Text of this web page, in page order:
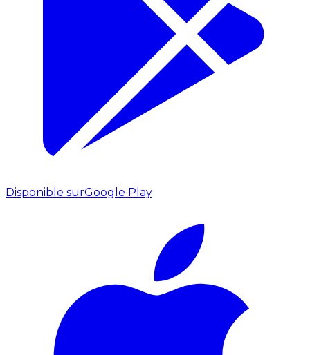
Disponible surGoogle Play